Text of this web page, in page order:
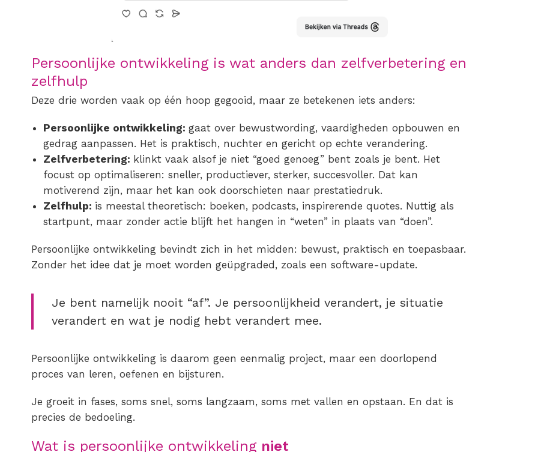
Persoonlijke ontwikkeling is wat anders dan zelfverbetering en
zelfhulp
Deze drie worden vaak op één hoop gegooid, maar ze betekenen iets anders:
Persoonlijke ontwikkeling: gaat over bewustwording, vaardigheden opbouwen en
gedrag aanpassen. Het is praktisch, nuchter en gericht op echte verandering.
Zelfverbetering: klinkt vaak alsof je niet “goed genoeg” bent zoals je bent. Het
focust op optimaliseren: sneller, productiever, sterker, succesvoller. Dat kan
motiverend zijn, maar het kan ook doorschieten naar prestatiedruk.
Zelfhulp: is meestal theoretisch: boeken, podcasts, inspirerende quotes. Nuttig als
startpunt, maar zonder actie blijft het hangen in “weten” in plaats van “doen”.
Persoonlijke ontwikkeling bevindt zich in het midden: bewust, praktisch en toepasbaar.
Zonder het idee dat je moet worden geüpgraded, zoals een software-update.
Je bent namelijk nooit “af”. Je persoonlijkheid verandert, je situatie
verandert en wat je nodig hebt verandert mee.
Persoonlijke ontwikkeling is daarom geen eenmalig project, maar een doorlopend
proces van leren, oefenen en bijsturen.
Je groeit in fases, soms snel, soms langzaam, soms met vallen en opstaan. En dat is
precies de bedoeling.
Wat is persoonlijke ontwikkeling niet